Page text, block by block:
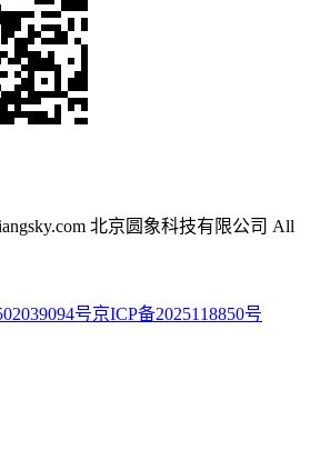
北京圆象科技有限公司 All
号京ICP备2025118850号